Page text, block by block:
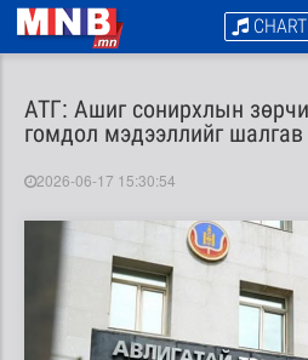
CHART
АТГ: Ашиг сонирхлын
гомдол мэдээллийг шалгав
2026-06-17 15:30:54